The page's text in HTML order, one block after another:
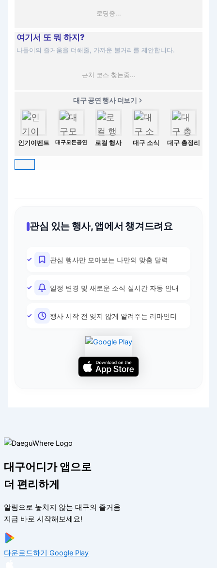
로딩중...
여기서 또 뭐 하지?
나들이의 즐거움을 더해줄, 가까운 볼거리를 제안합니다.
근처 코스 찾는중...
대구 공연 행사 더보기
인기이벤트 대구모든공연 로컬 행사 대구 소식 대구 총정리
관심 있는 행사, 앱에서 챙겨드려요
관심 행사만 모아보는 나만의 맞춤 달력
일정 변경 및 새로운 소식 실시간 자동 안내
행사 시작 전 잊지 않게 알려주는 리마인더
대구어디가 앱으로
더 편리하게
알림으로 놓치지 않는 대구의 즐거움
지금 바로 시작해보세요!
다운로드하기 Google Play